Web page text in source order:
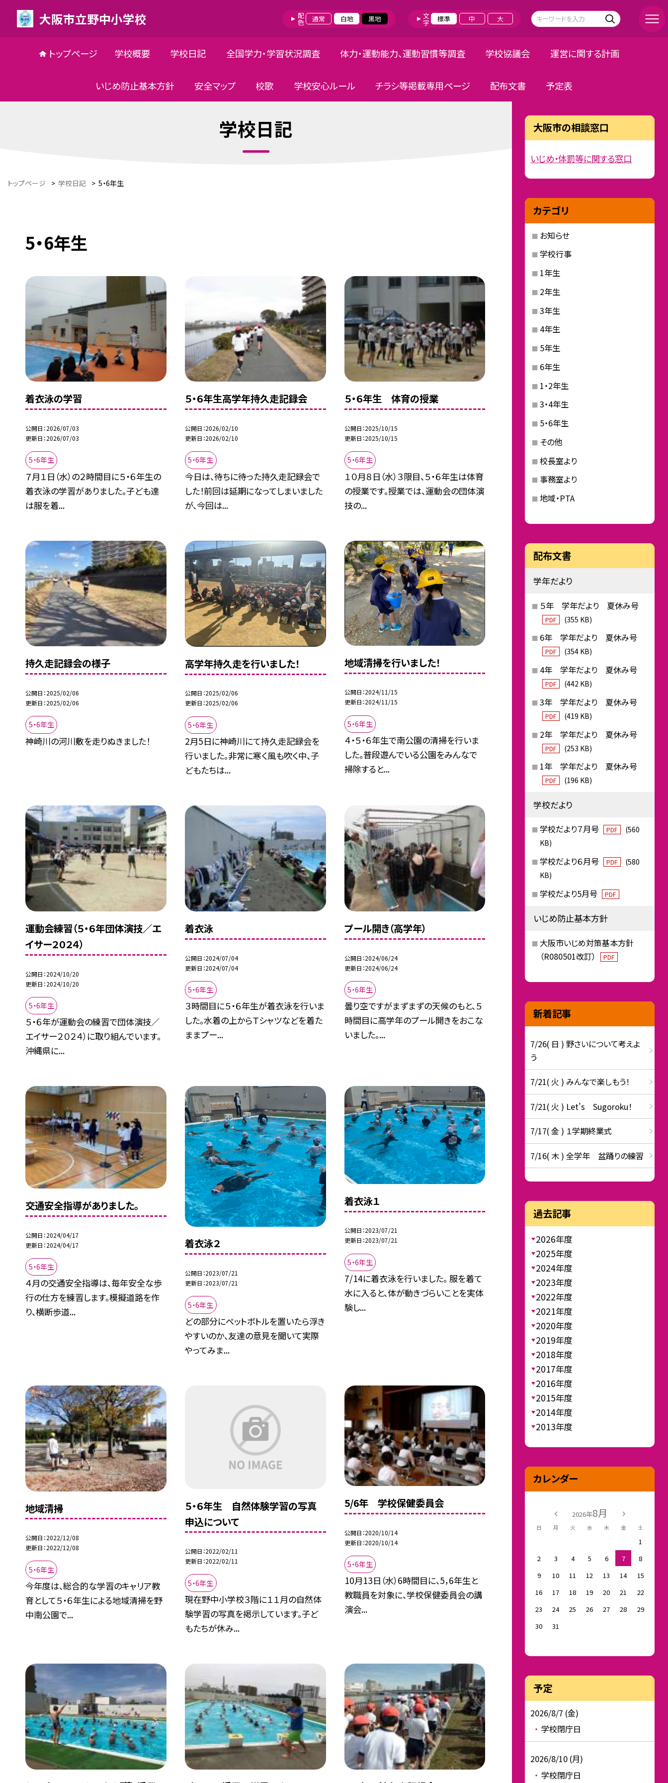
大阪市立野中小学校 配色 通常 白地 黒地 文字 標準 中 大
トップページ 学校概要 学校日記 全国学力・学習状況調査 体力・運動能力、運動習慣等調査 学校協議会 運営に関する計画
いじめ防止基本方針 安全マップ 校歌 学校安心ルール チラシ等掲載専用ページ 配布文書 予定表
学校日記
トップページ > 学校日記 > 5・6年生
5・6年生
着衣泳の学習
公開日 2026/07/03
更新日 2026/07/03
5・6年生
７月１日（水）の２時間目に５・６年生の
着衣泳の学習がありました。子ども達
は服を着...
５・６年生高学年持久走記録会
公開日 2026/02/10
更新日 2026/02/10
5・6年生
今日は、待ちに待った持久走記録会で
した！前回は延期になってしまいました
が、今回は...
５・６年生 体育の授業
公開日 2025/10/15
更新日 2025/10/15
5・6年生
１０月８日（水）３限目、５・６年生は体育
の授業です。授業では、運動会の団体演
技の...
持久走記録会の様子
公開日 2025/02/06
更新日 2025/02/06
5・6年生
神崎川の河川敷を走りぬきました！
高学年持久走を行いました！
公開日 2025/02/06
更新日 2025/02/06
5・6年生
2月5日に神崎川にて持久走記録会を
行いました。非常に寒く風も吹く中、子
どもたちは...
地域清掃を行いました！
公開日 2024/11/15
更新日 2024/11/15
5・6年生
４・５・６年生で南公園の清掃を行いま
した。普段遊んでいる公園をみんなで
掃除すると...
運動会練習（５・６年団体演技／エ
イサー２０２４）
公開日 2024/10/20
更新日 2024/10/20
5・6年生
５・６年が運動会の練習で団体演技／
エイサー２０２４）に取り組んでいます。
沖縄県に...
着衣泳
公開日 2024/07/04
更新日 2024/07/04
5・6年生
３時間目に５・６年生が着衣泳を行いま
した。水着の上からＴシャツなどを着た
ままプー...
プール開き（高学年）
公開日 2024/06/24
更新日 2024/06/24
5・6年生
曇り空ですがまずまずの天候のもと、５
時間目に高学年のプール開きをおこな
いました。...
交通安全指導がありました。
公開日 2024/04/17
更新日 2024/04/17
5・6年生
４月の交通安全指導は、毎年安全な歩
行の仕方を練習します。模擬道路を作
り、横断歩道...
着衣泳２
公開日 2023/07/21
更新日 2023/07/21
5・6年生
どの部分にペットボトルを置いたら浮き
やすいのか、友達の意見を聞いて実際
やってみま...
着衣泳１
公開日 2023/07/21
更新日 2023/07/21
5・6年生
7/14に着衣泳を行いました。 服を着て
水に入ると、体が動きづらいことを実体
験し...
地域清掃
公開日 2022/12/08
更新日 2022/12/08
5・6年生
今年度は、総合的な学習のキャリア教
育として５・６年生による地域清掃を野
中南公園で...
５・６年生 自然体験学習の写真
申込について
公開日 2022/02/11
更新日 2022/02/11
5・6年生
現在野中小学校３階に１１月の自然体
験学習の写真を掲示しています。子ど
もたちが休み...
5/6年 学校保健委員会
公開日 2020/10/14
更新日 2020/10/14
5・6年生
10月13日（水）6時間目に、5，6年生と
教職員を対象に、学校保健委員会の講
演会...
大阪市の相談窓口
いじめ・体罰等に関する窓口
カテゴリ
お知らせ
学校行事
1年生
2年生
3年生
4年生
5年生
6年生
1・2年生
3・4年生
5・6年生
その他
校長室より
事務室より
地域・PTA
配布文書
学年だより
５年 学年だより 夏休み号
PDF (355 KB)
6年 学年だより 夏休み号
PDF (354 KB)
4年 学年だより 夏休み号
PDF (442 KB)
3年 学年だより 夏休み号
PDF (419 KB)
2年 学年だより 夏休み号
PDF (253 KB)
1年 学年だより 夏休み号
PDF (196 KB)
学校だより
学校だより７月号 PDF
(560
KB)
学校だより６月号 PDF
(580
KB)
学校だより5月号 PDF
いじめ防止基本方針
大阪市いじめ対策基本方針
（R080501改訂）
PDF
新着記事
7/26( 日 ) 野さいについて考えよ
う
7/21( 火 ) みんなで楽しもう！
7/21( 火 ) Let’s Sugoroku！
7/17( 金 ) １学期終業式
7/16( 木 ) 全学年 盆踊りの練習
過去記事
2026年度
2025年度
2024年度
2023年度
2022年度
2021年度
2020年度
2019年度
2018年度
2017年度
2016年度
2015年度
2014年度
2013年度
カレンダー
2026年8月
日 月 火 水 木 金 土
1
2
3 4 5 6 7
8
9
10 11 12 13 14
15
16
17 18 19 20 21
22
23
24 25 26 27 28
29
30
31
予定
2026/8/7 (金)
学校閉庁日
2026/8/10 (月)
学校閉庁日